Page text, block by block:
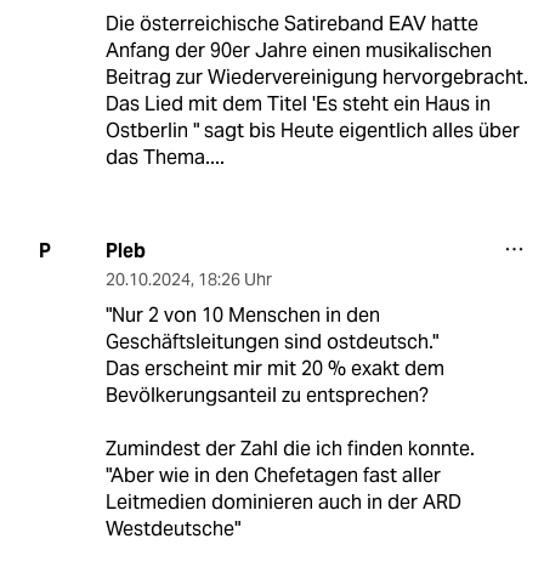
Die österreichische Satireband EAV hatte
Anfang der 90er Jahre einen musikalischen
Beitrag zur Wiedervereinigung hervorgebracht.
Das Lied mit dem Titel 'Es steht ein Haus in
Ostberlin " sagt bis Heute eigentlich alles über
das Thema....
P Pleb
20.10.2024, 18:26 Uhr
"Nur 2 von 10 Menschen in den
Geschäftsleitungen sind ostdeutsch."
Das erscheint mir mit 20 % exakt dem
Bevölkerungsanteil zu entsprechen?
Zumindest der Zahl die ich finden konnte.
"Aber wie in den Chefetagen fast aller
Leitmedien dominieren auch in der ARD
Westdeutsche"